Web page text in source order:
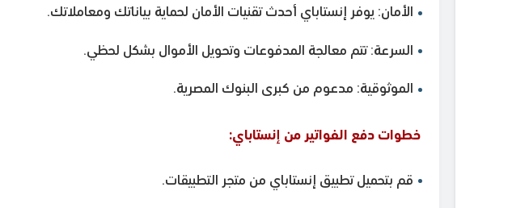
الأمان: يوفر إنستاباي أحدث تقنيات الأمان لحماية بياناتك ومعاملاتك.
السرعة: تتم معالجة المدفوعات وتحويل الأموال بشكل لحظي.
الموثوقية: مدعوم من كبرى البنوك المصرية.
خطوات دفع الفواتير من إنستاباي:
قم بتحميل تطبيق إنستاباي من متجر التطبيقات.